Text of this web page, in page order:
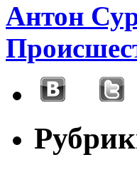
Антон